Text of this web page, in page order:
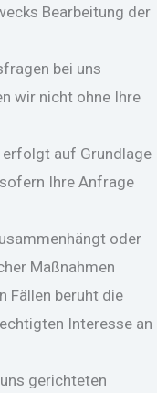
Bearbeitung der
bei uns
wir nicht ohne Ihre
erfolgt auf Grundlage
Ihre Anfrage
oder
Maßnahmen
Fällen beruht die
Interesse an
gerichteten